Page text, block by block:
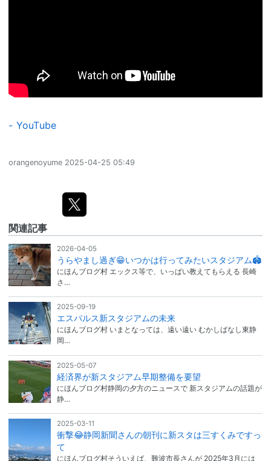
- YouTube
orangenoyume 2025-04-25 05:49
関連記事
2026-04-05
うらやまし過ぎ😁いつかは行ってみたいスタジアム🏟️
にほんブログ村 エックス等で、いっぱい教えてもらえる 長崎
さ…
2025-09-19
エスパルス新スタジアムの未来
にほんブログ村 いまとなっては、遠い遠い むかしばなし東静
岡…
2025-05-07
経済界が新スタジアム早期整備を要望
にほんブログ村静岡の夕方のニュースで 新スタジアムの話題が
静…
2025-03-11
衝撃😂静岡新聞さんの朝刊に新スタは三すくみですっ
て
にほんブログ村そういえば、難波市長さんが 2025年3月には